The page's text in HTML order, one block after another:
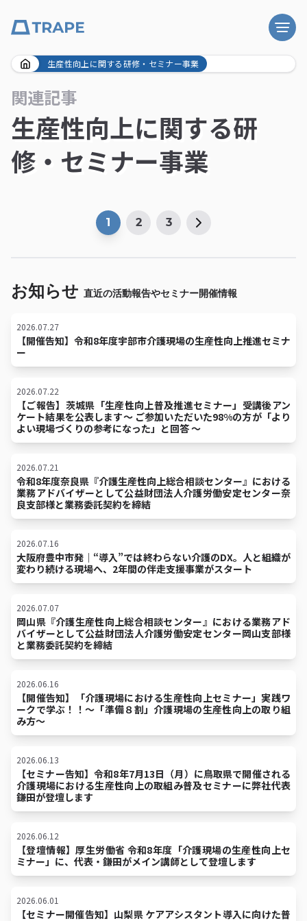
Skip
content
生産性向上に関する研修・セミナー事業
関連記事
生産性向上に関する研
修・セミナー事業
1 2 3
お知らせ 直近の活動報告やセミナー開催情報
2026.07.27
【開催告知】令和8年度宇部市介護現場の生産性向上推進セミナ
ー
2026.07.22
【ご報告】茨城県「生産性向上普及推進セミナー」受講後アン
ケート結果を公表します〜 ご参加いただいた98%の方が「より
よい現場づくりの参考になった」と回答 〜
2026.07.21
令和8年度奈良県『介護生産性向上総合相談センター』における
業務アドバイザーとして公益財団法人介護労働安定センター奈
良支部様と業務委託契約を締結
2026.07.16
大阪府豊中市発｜“導入”では終わらない介護のDX。人と組織が
変わり続ける現場へ、2年間の伴走支援事業がスタート
2026.07.07
岡山県『介護生産性向上総合相談センター』における業務アド
バイザーとして公益財団法人介護労働安定センター岡山支部様
と業務委託契約を締結
2026.06.16
【開催告知】「介護現場における生産性向上セミナー」実践ワ
ークで学ぶ！！～「準備８割」介護現場の生産性向上の取り組
み方～
2026.06.13
【セミナー告知】令和8年7月13日（月）に鳥取県で開催される
介護現場における生産性向上の取組み普及セミナーに弊社代表
鎌田が登壇します
2026.06.12
【登壇情報】厚生労働省 令和8年度「介護現場の生産性向上セ
ミナー」に、代表・鎌田がメイン講師として登壇します
2026.06.01
【セミナー開催告知】山梨県 ケアアシスタント導入に向けた普